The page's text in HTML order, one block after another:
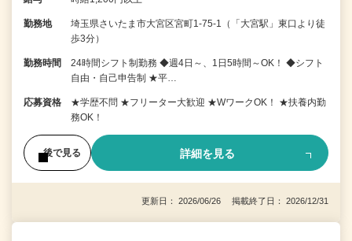
勤務地
埼玉県さいたま市大宮区宮町1-75-1（「大宮駅」東口より徒
歩3分）
勤務時間
24時間シフト制勤務 ◆週4日～、1日5時間～OK！ ◆シフト
自由・自己申告制 ★平…
応募資格
★学歴不問 ★フリーター大歓迎 ★WワークOK！ ★扶養内勤
務OK！
後で見る 詳細を見る
更新日： 2026/06/26 掲載終了日： 2026/12/31